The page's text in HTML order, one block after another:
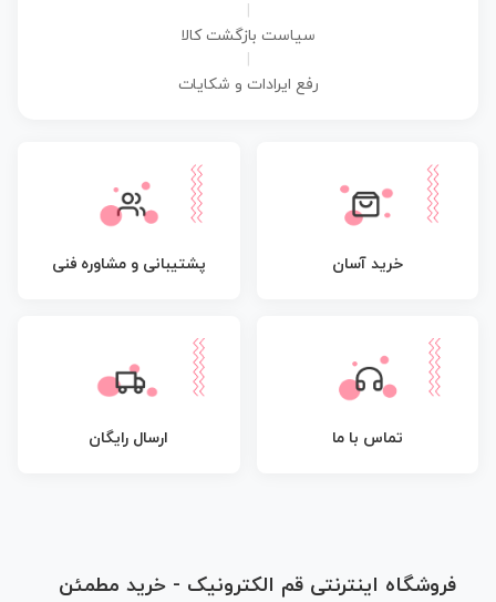
سیاست بازگشت کالا
رفع ایرادات و شکایات
خرید آسان پشتیبانی و مشاوره فنی
تماس با ما ارسال رایگان
فروشگاه اینترنتی قم الکترونیک - خرید مطمئن